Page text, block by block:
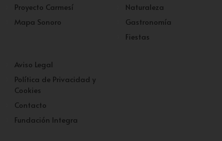
Proyecto Carmesí
Mapa Sonoro
Naturaleza
Gastronomía
Fiestas
Aviso Legal
Política de Privacidad y
Cookies
Contacto
Fundación Integra